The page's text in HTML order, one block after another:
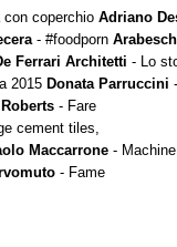
coperchio Adriano
- #foodporn
Ferrari Architetti - Lo
2015 Donata Parruccini
Roberts - Fare
cement tiles,
Maccarrone -
- Fame